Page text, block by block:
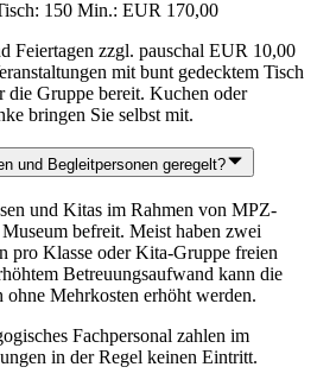
150 Min.: EUR 170,00
Feiertagen zzgl. pauschal EUR 10,00
mit bunt gedecktem Tisch
die Gruppe bereit. Kuchen oder
bringen Sie selbst mit.
und Begleitpersonen geregelt?
und Kitas im Rahmen von MPZ-
befreit. Meist haben zwei
pro Klasse oder Kita-Gruppe freien
Betreuungsaufwand kann die
Mehrkosten erhöht werden.
Fachpersonal zahlen im
in der Regel keinen Eintritt.